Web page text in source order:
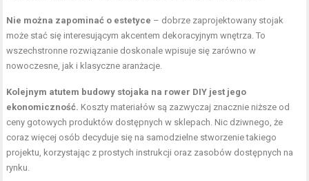
Nie można zapominać o estetyce – dobrze zaprojektowany stojak
może stać się interesującym akcentem dekoracyjnym wnętrza. To
wszechstronne rozwiązanie doskonale wpisuje się zarówno w
nowoczesne, jak i klasyczne aranżacje.
Kolejnym atutem budowy stojaka na rower DIY jest jego
ekonomiczność. Koszty materiałów są zazwyczaj znacznie niższe od
ceny gotowych produktów dostępnych w sklepach. Nic dziwnego, że
coraz więcej osób decyduje się na samodzielne stworzenie takiego
projektu, korzystając z prostych instrukcji oraz zasobów dostępnych na
rynku.